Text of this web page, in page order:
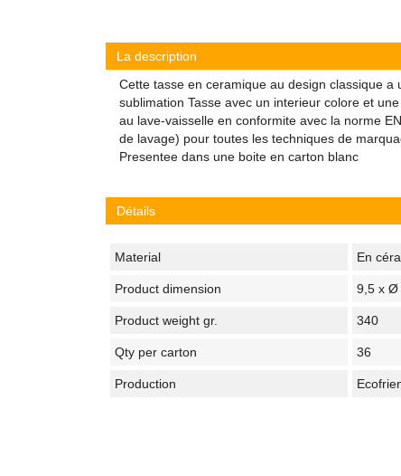
La description
Cette tasse en ceramique au design classique a
sublimation Tasse avec un interieur colore et
au lave-vaisselle en conformite avec la norme
de lavage) pour toutes les techniques de
Presentee dans une boite en carton blanc
Détails
Material En
Product dimension 9,5 x Ø
Product weight gr. 340
Qty per carton 36
Production